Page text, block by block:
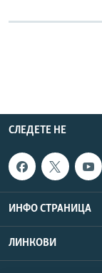
СЛЕДЕТЕ НЕ
ИНФО СТРАНИЦА
ЛИНКОВИ